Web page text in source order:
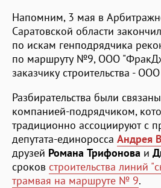
Напомним, 3 мая в
Саратовской области
по искам генподрядчика
по маршруту №9, ООО
заказчику строительства -
Разбирательства были
компанией-подрядчиком,
традиционно ассоциируют с
депутата-единоросса Андрея
друзей Романа Трифонова и
сроков строительства линий
трамвая на маршруте № 9.